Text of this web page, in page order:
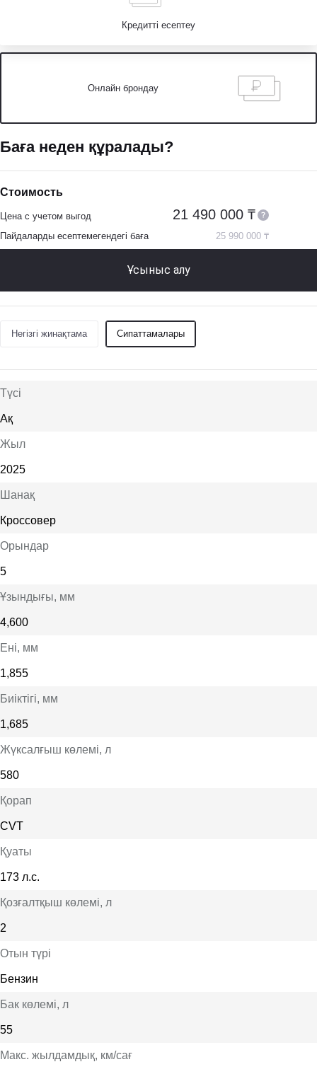
Кредитті есептеу
Онлайн брондау
Баға неден құралады?
Стоимость
Цена с учетом выгод 21 490 000 ₸
Пайдаларды есептемегендегі баға 25 990 000 ₸
Ұсыныс алу
Негізгі жинақтама Сипаттамалары
Түсі
Ақ
Жыл
2025
Шанақ
Кроссовер
Орындар
5
Ұзындығы, мм
4,600
Ені, мм
1,855
Биіктігі, мм
1,685
Жүксалғыш көлемі, л
580
Қорап
CVT
Қуаты
173 л.с.
Қозғалтқыш көлемі, л
2
Отын түрі
Бензин
Бак көлемі, л
55
Макс. жылдамдық, км/сағ